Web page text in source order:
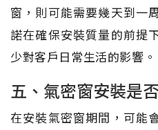
窗，則可能需要幾天到一
諾在確保安裝質量的前提
少對客戶日常生活的影響。
五、氣密窗安裝是
在安裝氣密窗期間，可能